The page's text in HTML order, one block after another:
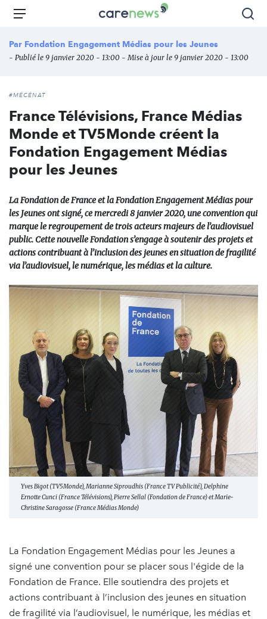
Aller
principal
Carenews,
média
des
Menu
Par Fondation Engagement Médias pour les Jeunes
- Publié le 9 janvier 2020 - 13:00 - Mise à jour le 9 janvier 2020 - 13:00
#MÉCÉNAT
France Télévisions, France Médias
Monde et TV5Monde créent la
Fondation Engagement Médias
pour les Jeunes
La Fondation de France et la Fondation Engagement Médias pour
les Jeunes ont signé, ce mercredi 8 janvier 2020, une convention qui
marque le regroupement de trois acteurs majeurs de l’audiovisuel
public. Cette nouvelle Fondation s’engage à soutenir des projets et
actions contribuant à l’inclusion des jeunes en situation de fragilité
via l’audiovisuel, le numérique, les médias et la culture.
Yves Bigot (TV5Monde), Marianne Siproudhis (France TV Publicité), Delphine
Ernotte Cunci (France Télévisions), Pierre Sellal (Fondation de France) et Marie-
Christine Saragosse (France Médias Monde)
La Fondation Engagement Médias pour les Jeunes a
signé une convention pour se placer sous l'égide de la
Fondation de France. Elle soutiendra des projets et
actions contribuant à l’inclusion des jeunes en situation
de fragilité via l’audiovisuel, le numérique, les médias et